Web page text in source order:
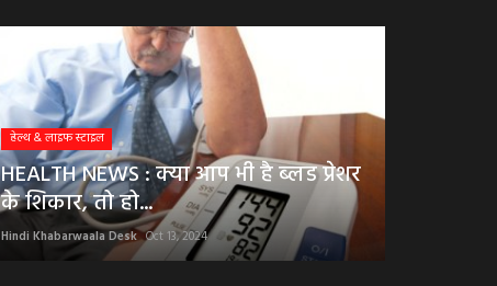
हेल्थ & लाइफ स्टाइल
HEALTH NEWS : क्या आप भी है ब्लड प्रेशर
के शिकार, तो हो...
Hindi Khabarwaala Desk Oct 13, 2024